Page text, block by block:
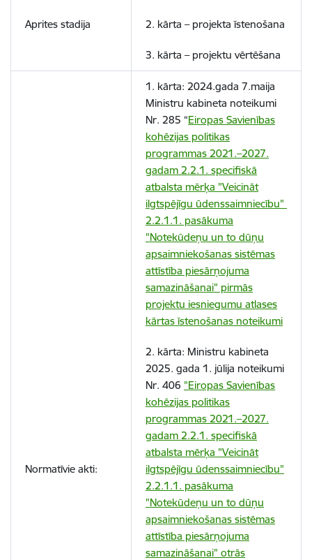
Aprites stadija 2. kārta –projekta īstenošana
3. kārta – projektu vērtēšana
Normatīvie akti:
1. kārta: 2024.gada 7.maija
Ministru kabineta noteikumi
Nr. 285 “Eiropas Savienības
kohēzijas politikas
programmas 2021.–2027.
gadam 2.2.1. specifiskā
atbalsta mērķa "Veicināt
ilgtspējīgu ūdenssaimniecību"
2.2.1.1. pasākuma
"Notekūdeņu un to dūņu
apsaimniekošanas sistēmas
attīstība piesārņojuma
samazināšanai" pirmās
projektu iesniegumu atlases
kārtas īstenošanas noteikumi
2. kārta: Ministru kabineta
2025. gada 1. jūlija noteikumi
Nr. 406 "Eiropas Savienības
kohēzijas politikas
programmas 2021.–2027.
gadam 2.2.1. specifiskā
atbalsta mērķa "Veicināt
ilgtspējīgu ūdenssaimniecību"
2.2.1.1. pasākuma
"Notekūdeņu un to dūņu
apsaimniekošanas sistēmas
attīstība piesārņojuma
samazināšanai" otrās